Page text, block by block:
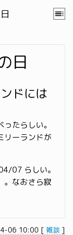
日
ドには
たらしい。
リーランドが
07 らしい。
。なおさら寂
06 10:00 [ 雑談 ]